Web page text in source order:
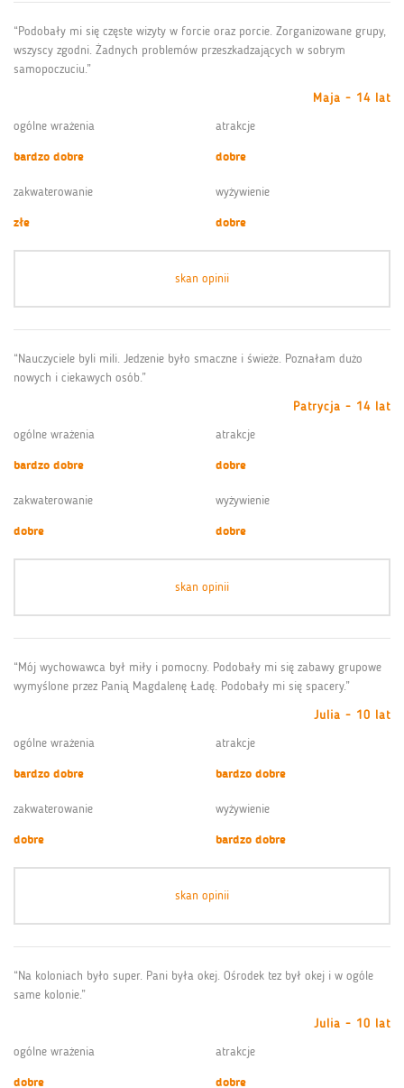
“Podobały mi się częste wizyty w forcie oraz porcie. Zorganizowane grupy,
wszyscy zgodni. Żadnych problemów przeszkadzających w sobrym
samopoczuciu.”
Maja - 14 lat
ogólne wrażenia
bardzo dobre
atrakcje
dobre
zakwaterowanie
złe
wyżywienie
dobre
skan opinii
“Nauczyciele byli mili. Jedzenie było smaczne i świeże. Poznałam dużo
nowych i ciekawych osób.”
Patrycja - 14 lat
ogólne wrażenia
bardzo dobre
atrakcje
dobre
zakwaterowanie
dobre
wyżywienie
dobre
skan opinii
“Mój wychowawca był miły i pomocny. Podobały mi się zabawy grupowe
wymyślone przez Panią Magdalenę Ładę. Podobały mi się spacery.”
Julia - 10 lat
ogólne wrażenia
bardzo dobre
atrakcje
bardzo dobre
zakwaterowanie
dobre
wyżywienie
bardzo dobre
skan opinii
“Na koloniach było super. Pani była okej. Ośrodek tez był okej i w ogóle
same kolonie.”
Julia - 10 lat
ogólne wrażenia
dobre
atrakcje
dobre